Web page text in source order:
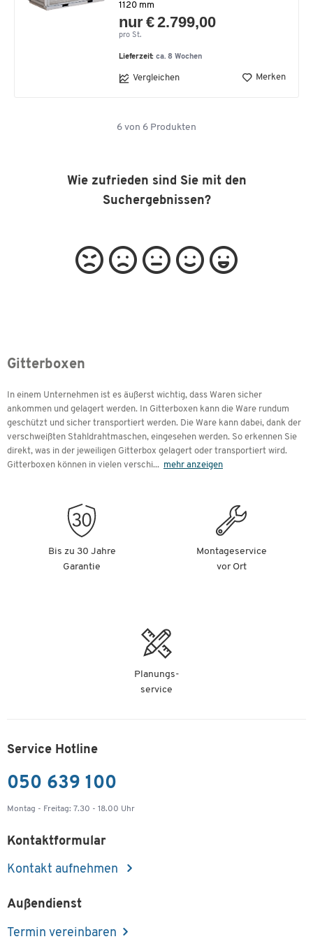
1120 mm
nur € 2.799,00
pro St.
Lieferzeit:ca. 8 Wochen
Vergleichen Merken
6 von 6 Produkten
Wie zufrieden sind Sie mit den
Suchergebnissen?
Gitterboxen
In einem Unternehmen ist es äußerst wichtig, dass Waren sicher
ankommen und gelagert werden. In Gitterboxen kann die Ware rundum
geschützt und sicher transportiert werden. Die Ware kann dabei, dank der
verschweißten Stahldrahtmaschen, eingesehen werden. So erkennen Sie
direkt, was in der jeweiligen Gitterbox gelagert oder transportiert wird.
Gitterboxen können in vielen verschi... mehr anzeigen
Bis zu 30 Jahre
Garantie
Montageservice
vor Ort
Planungs-
service
Service Hotline
050 639 100
Montag - Freitag: 7.30 - 18.00 Uhr
Kontaktformular
Kontakt aufnehmen
Außendienst
Termin vereinbaren